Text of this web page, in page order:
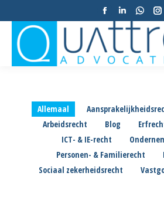
Facebook
pagina
in
Linkedin
pagina
in
in
Allemaal
Arbeidsrecht
Blog
ICT- & IE-recht
Personen- & Familierecht
Sociaal zekerheidsrecht